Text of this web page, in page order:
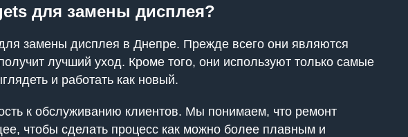
для замены дисплея?
замены дисплея в Днепре. Прежде всего они являются
лучший уход. Кроме того, они используют только самые
и работать как новый.
к обслуживанию клиентов. Мы понимаем, что ремонт
чтобы сделать процесс как можно более плавным и